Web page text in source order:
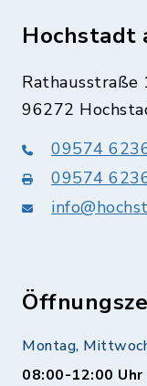
Hochstadt
Rathausstraße
96272
09574
09574
Montag,
08:00-12:00 Uhr